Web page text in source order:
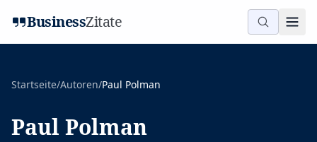
BusinessZitate
Startseite/Autoren/Paul Polman
Paul Polman